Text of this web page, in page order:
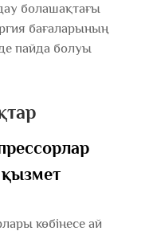
болашақтағы
бағаларының
пайда болуы
көбінесе ай